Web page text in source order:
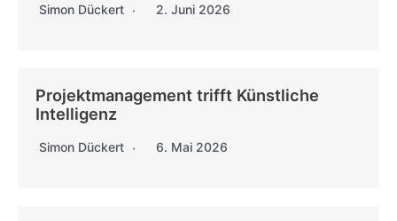
Simon Dückert 2. Juni 2026
Projektmanagement trifft Künstliche
Intelligenz
Simon Dückert 6. Mai 2026